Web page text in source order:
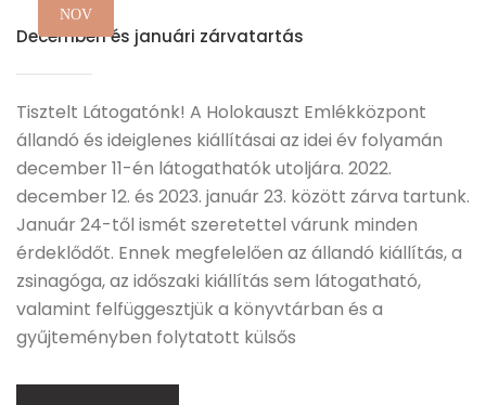
NOV
Decemberi és januári zárvatartás
Tisztelt Látogatónk! A Holokauszt Emlékközpont
állandó és ideiglenes kiállításai az idei év folyamán
december 11-én látogathatók utoljára. 2022.
december 12. és 2023. január 23. között zárva tartunk.
Január 24-től ismét szeretettel várunk minden
érdeklődőt. Ennek megfelelően az állandó kiállítás, a
zsinagóga, az időszaki kiállítás sem látogatható,
valamint felfüggesztjük a könyvtárban és a
gyűjteményben folytatott külsős